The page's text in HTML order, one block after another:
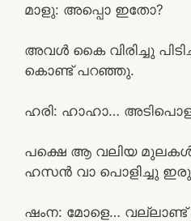
മാളു: അപ്പൊ ഇതോ?
അവൾ കൈ വിരിച്ചു
കൊണ്ട് പറഞ്ഞു.
ഹരി: ഹാഹാ…
പക്ഷെ ആ വലിയ
ഹസൻ വാ പൊളിച്ചു
ഷംന: മോളെ… വല്ലാണ്ട്